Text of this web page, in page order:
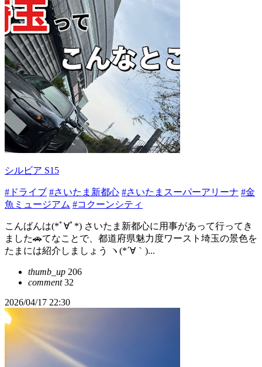
シルビア S15
#ドライブ #さいたま新都心 #さいたまスーパーアリーナ #金
魚ミュージアム #コクーンシティ
こんばんは(*ﾟ∀ﾟ*) さいたま新都心に用事があって行ってき
ました🚗てなことで、都道府県魅力度ワースト埼玉の景色を
たまには紹介しましょう ヽ(*´∀｀)...
thumb_up 206
comment32
2026/04/17 22:30